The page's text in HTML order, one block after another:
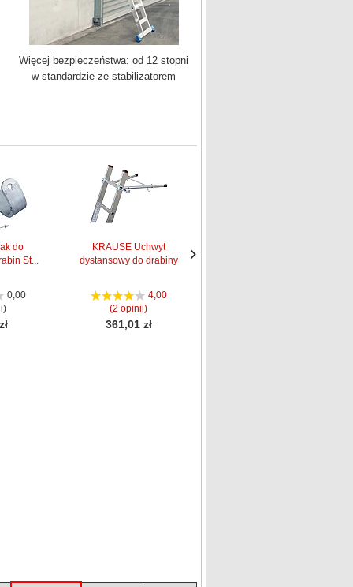
Więcej bezpieczeństwa: od 12 stopni
w standardzie ze stabilizatorem
do
St...
0,00
KRAUSE Uchwyt
dystansowy do drabiny
4,00
(2 opinii)
361,01 zł